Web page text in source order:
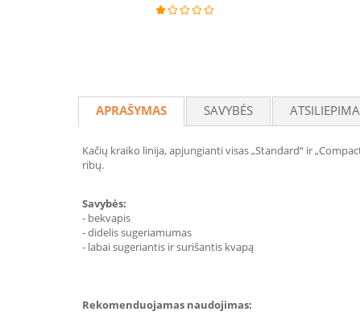
APRAŠYMAS SAVYBĖS
Kačių kraiko linija, apjungianti visas „Standard“ ir
ribų.
Savybės:
- bekvapis
- didelis sugeriamumas
- labai sugeriantis ir surišantis kvapą
Rekomenduojamas naudojimas: